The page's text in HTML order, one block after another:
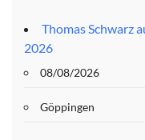
Thomas Schwarz
2026
08/08/2026
Göppingen